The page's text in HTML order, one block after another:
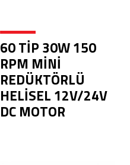
60 TİP 30W 150
RPM MİNİ
REDÜKTÖRLÜ
HELİSEL 12V/24V
DC MOTOR